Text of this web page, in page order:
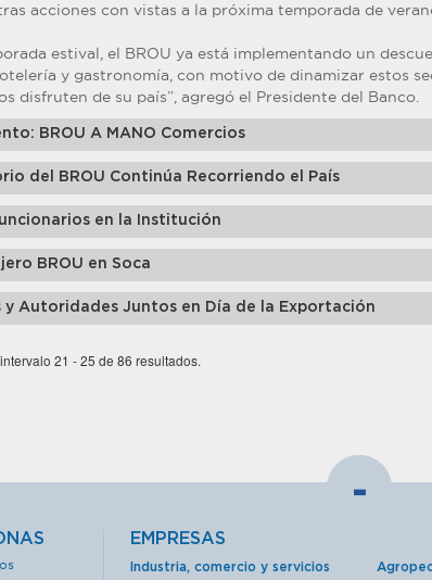
acciones con vistas a la próxima temporada de
estival, el BROU ya está implementando un
y gastronomía, con motivo de dinamizar estos
disfruten de su país”, agregó el Presidente del Banco.
BROU A MANO Comercios
del BROU Continúa Recorriendo el País
en la Institución
BROU en Soca
y Autoridades Juntos en Día de la Exportación
21 - 25 de 86 resultados.
-
EMPRESAS
Industria, comercio y servicios